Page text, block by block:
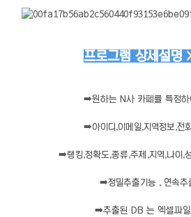
프로그램 상세설명
➡️원하는 N사 카페를 특정
➡️아이디,이메일,지역정보,전
➡️랭킹,정확도,종류,주제,지역,나이,
➡️정밀추출기능 , 연속추
➡️추출된 DB 는 엑셀파